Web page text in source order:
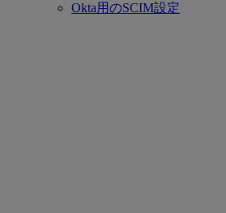
Okta用のSCIM設定